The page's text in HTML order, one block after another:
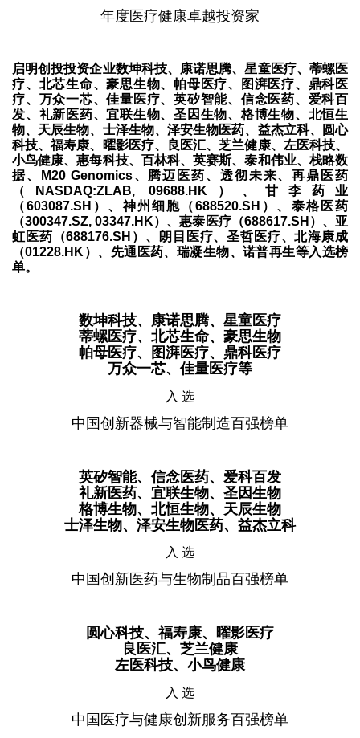
年度医疗健康卓越投资家
启明创投投资企业数坤科技、康诺思腾、星童医疗、蒂螺医
疗、北芯生命、豪思生物、帕母医疗、图湃医疗、鼎科医
疗、万众一芯、佳量医疗、英矽智能、信念医药、爱科百
发、礼新医药、宜联生物、圣因生物、格博生物、北恒生
物、天辰生物、士泽生物、泽安生物医药、益杰立科、圆心
科技、福寿康、曜影医疗、良医汇、芝兰健康、左医科技、
小鸟健康、惠每科技、百林科、英赛斯、泰和伟业、栈略数
据、M20 Genomics、腾迈医药、透彻未来、再鼎医药
（NASDAQ:ZLAB, 09688.HK）、甘李药业
（603087.SH）、神州细胞（688520.SH）、泰格医药
（300347.SZ, 03347.HK）、惠泰医疗（688617.SH）、亚
虹医药（688176.SH）、朗目医疗、圣哲医疗、北海康成
（01228.HK）、先通医药、瑞凝生物、诺普再生等入选榜
单。
数坤科技、康诺思腾、星童医疗
蒂螺医疗、北芯生命、豪思生物
帕母医疗、图湃医疗、鼎科医疗
万众一芯、佳量医疗等
入 选
中国创新器械与智能制造百强榜单
英矽智能、信念医药、爱科百发
礼新医药、宜联生物、圣因生物
格博生物、北恒生物、天辰生物
士泽生物、泽安生物医药、益杰立科
入 选
中国创新医药与生物制品百强榜单
圆心科技、福寿康、曜影医疗
良医汇、芝兰健康
左医科技、小鸟健康
入 选
中国医疗与健康创新服务百强榜单